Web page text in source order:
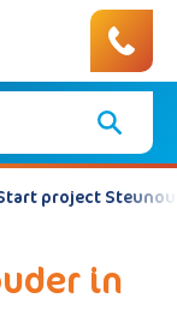
project
in